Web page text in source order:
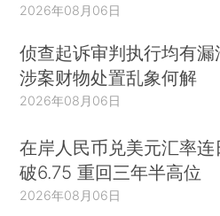
2026年08月06日
侦查起诉审判执行均有漏
涉案财物处置乱象何解
2026年08月06日
在岸人民币兑美元汇率连
破6.75 重回三年半高位
2026年08月06日